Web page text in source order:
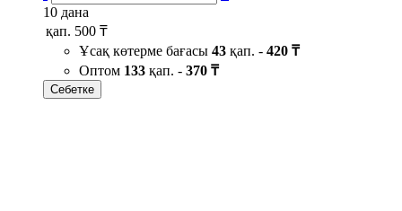
10 дана
қап. 500 ₸
Ұсақ көтерме бағасы 43 қап. - 420 ₸
Оптом 133 қап. - 370 ₸
Себетке